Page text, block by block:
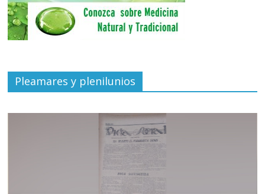
Pleamares y plenilunios